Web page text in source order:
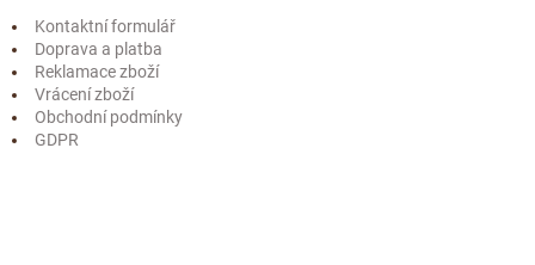
Kontaktní formulář
Doprava a platba
Reklamace zboží
Vrácení zboží
Obchodní podmínky
GDPR